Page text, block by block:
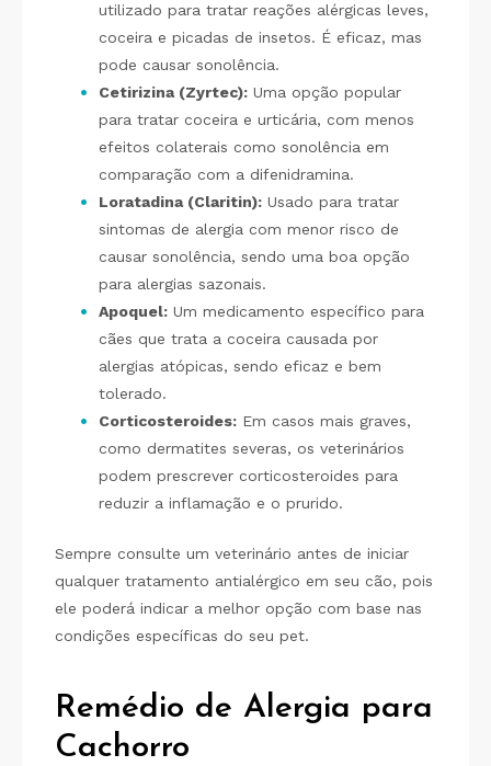
utilizado para tratar reações alérgicas leves,
coceira e picadas de insetos. É eficaz, mas
pode causar sonolência.
Cetirizina (Zyrtec): Uma opção popular
para tratar coceira e urticária, com menos
efeitos colaterais como sonolência em
comparação com a difenidramina.
Loratadina (Claritin): Usado para tratar
sintomas de alergia com menor risco de
causar sonolência, sendo uma boa opção
para alergias sazonais.
Apoquel: Um medicamento específico para
cães que trata a coceira causada por
alergias atópicas, sendo eficaz e bem
tolerado.
Corticosteroides: Em casos mais graves,
como dermatites severas, os veterinários
podem prescrever corticosteroides para
reduzir a inflamação e o prurido.
Sempre consulte um veterinário antes de iniciar
qualquer tratamento antialérgico em seu cão, pois
ele poderá indicar a melhor opção com base nas
condições específicas do seu pet.
Remédio de Alergia para
Cachorro